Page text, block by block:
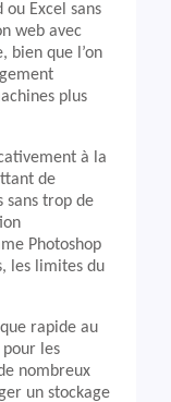
Excel sans
web avec
bien que l’on
plus
à la
de
sans trop de
Photoshop
les limites du
rapide au
les
nombreux
un stockage